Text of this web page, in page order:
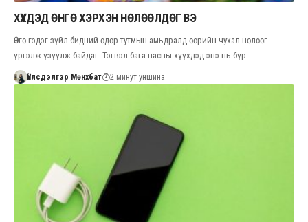
ХҮҮХДЭД ӨНГӨ ХЭРХЭН НӨЛӨӨЛДӨГ ВЭ
Өнгө гэдэг зүйл бидний өдөр тутмын амьдралд өөрийн чухал нөлөөг
үргэлж үзүүлж байдаг. Тэгвэл бага насны хүүхдэд энэ нь бүр…
Үйлсдэлгэр Мөнхбат 2 минут уншина